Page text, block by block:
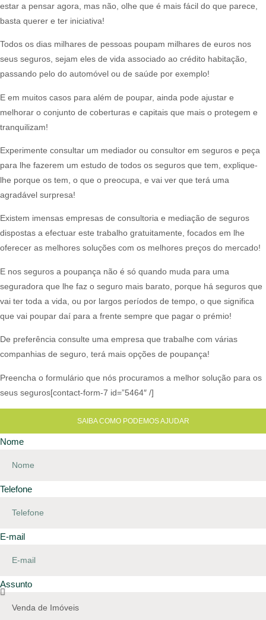
estar a pensar agora, mas não, olhe que é mais fácil do que parece,
basta querer e ter iniciativa!​
Todos os dias milhares de pessoas poupam milhares de euros nos
seus seguros, sejam eles de vida associado ao crédito habitação,
passando pelo do automóvel ou de saúde por exemplo!​
E em muitos casos para além de poupar, ainda pode ajustar e
melhorar o conjunto de coberturas e capitais que mais o protegem e
tranquilizam!​
Experimente consultar um mediador ou consultor em seguros e peça
para lhe fazerem um estudo de todos os seguros que tem, explique-
lhe porque os tem, o que o preocupa, e vai ver que terá uma
agradável surpresa!​
Existem imensas empresas de consultoria e mediação de seguros
dispostas a efectuar este trabalho gratuitamente, focados em lhe
oferecer as melhores soluções com os melhores preços do mercado!​
E nos seguros a poupança não é só quando muda para uma
seguradora que lhe faz o seguro mais barato, porque há seguros que
vai ter toda a vida, ou por largos períodos de tempo, o que significa
que vai poupar daí para a frente sempre que pagar o prémio!​
De preferência consulte uma empresa que trabalhe com várias
companhias de seguro, terá mais opções de poupança!​
Preencha o formulário que nós procuramos a melhor solução para os
seus seguros[contact-form-7 id=”5464″ /]
SAIBA COMO PODEMOS AJUDAR
Nome
Telefone
E-mail
Assunto